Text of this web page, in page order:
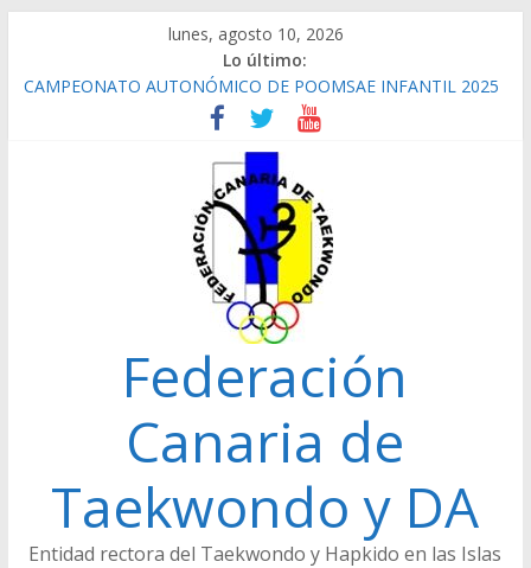
contenido
lunes, agosto 10, 2026
Lo último:
CAMPEONATO AUTONÓMICO DE POOMSAE INFANTIL 2025
REPETICIÓN ELECCIONES 2022
CAMPEONATO AUTONÓMICO CADETE 2026 GANADORES
CAMPEONATO AUTONÓMICO JUNIOR 24/01/2026
CAMPEONATO AUTONÓMICO SENIOR 2025
Federación
Canaria de
Taekwondo y DA
Entidad rectora del Taekwondo y Hapkido en las Islas